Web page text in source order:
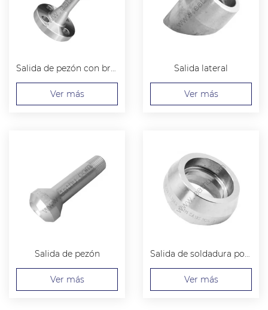
Salida de pezón con brida
Ver más
Salida lateral
Ver más
Salida de pezón
Ver más
Salida de soldadura por enchufe
Ver más